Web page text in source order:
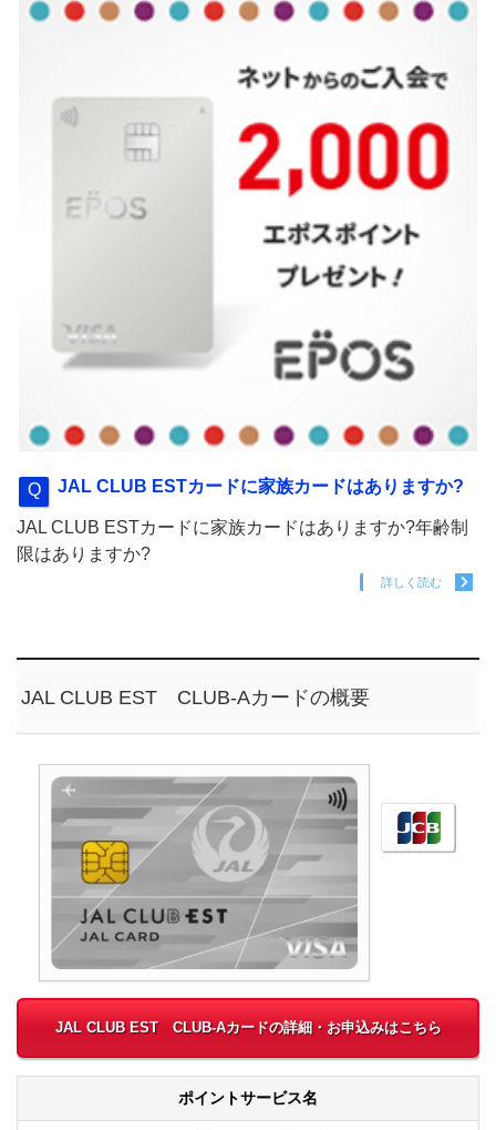
JAL CLUB ESTカードに家族カードはありますか?
JAL CLUB ESTカードに家族カードはありますか?年齢制
限はありますか?
詳しく読む
JAL CLUB EST CLUB-Aカードの概要
JAL CLUB EST CLUB-Aカードの詳細・お申込みはこちら
ポイントサービス名